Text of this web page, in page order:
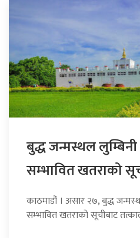
बुद्ध जन्मस्थल
सम्भावित खतराको
काठमाडौं । असार २७, बुद्ध
सम्भावित खतराको सूचीबाट